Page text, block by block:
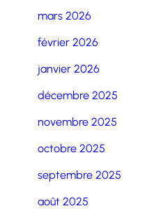
mars 2026
février 2026
janvier 2026
décembre 2025
novembre 2025
octobre 2025
septembre 2025
août 2025